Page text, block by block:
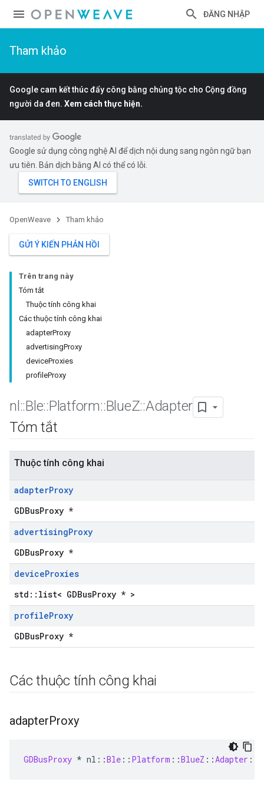
ĐĂNG NHẬP
Tham khảo
Google cam kết thúc đẩy công bằng chủng tộc cho Cộng đồng
người da đen. Xem cách thực hiện.
Google sử dụng công nghệ AI để dịch nội dung sang ngôn ngữ bạn
ưu tiên. Bản dịch bằng AI có thể có lỗi.
OpenWeave Tham khảo
GỬI Ý KIẾN PHẢN HỒI
Trên trang này
Tóm tắt
Thuộc tính công khai
Các thuộc tính công khai
adapterProxy
advertisingProxy
deviceProxies
profileProxy
nl ::Ble::Platform::BlueZ::Adapter
Tóm tắt
Thuộc tính công khai
adapterProxy
GDBusProxy *
advertisingProxy
GDBusProxy *
deviceProxies
std::list< GDBusProxy * >
profileProxy
GDBusProxy *
Các thuộc tính công khai
adapterProxy
GDBusProxy * nl ::Ble :: Platform ::BlueZ ::Adapter ::